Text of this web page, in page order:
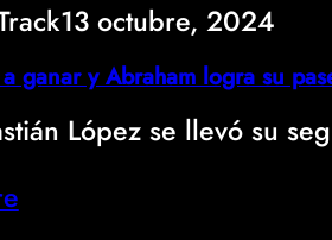
13 octubre, 2024
ganar y Abraham logra su
López se llevó su